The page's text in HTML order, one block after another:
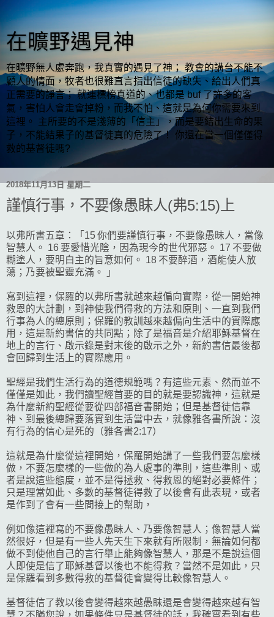
在曠野遇見神
在曠野無人處奔跑，我真實的遇見了神； 教會的講台不能不
顧人的情面，牧者也很難直言指出信徒的缺失、給出人們真
正需要的諍言； 就連標榜真道的、也都是 buf 了許多的客
氣，害怕人會走會掉粉，而我不怕、這就是為何你需要來到
這裡。 主所要的不是淺薄的「信主」，而是要結出生命的果
子，不能結果子的基督徒真的危險了！ 你還在當一個僅僅得
救的基督徒嗎?
2018年11月13日 星期二
謹慎行事，不要像愚眛人(弗5:15)上
以弗所書五章：「15 你們要謹慎行事，不要像愚昧人，當像
智慧人。 16 要愛惜光陰，因為現今的世代邪惡。 17 不要做
糊塗人，要明白主的旨意如何。 18 不要醉酒，酒能使人放
蕩；乃要被聖靈充滿。 」
寫到這裡，保羅的以弗所書就越來越偏向實際，從一開始神
救恩的大計劃，到神使我們得救的方法和原則、一直到我們
行事為人的總原則；保羅的教訓越來越偏向生活中的實際應
用，這是新約書信的共同點；除了是福音是介紹耶穌基督在
地上的言行、啟示錄是對末後的啟示之外，新約書信最後都
會回歸到生活上的實際應用。
聖經是我們生活行為的道德規範嗎？有這些元素、然而並不
僅僅是如此，我們讀聖經首要的目的就是要認識神，這就是
為什麼新約聖經從要從四部福音書開始；但是基督徒信靠
神、到最後總歸要落實到生活當中去，就像雅各書所說：沒
有行為的信心是死的（雅各書2:17）
這就是為什麼從這裡開始，保羅開始講了一些我們要怎麼樣
做，不要怎麼樣的一些做的為人處事的準則，這些準則、或
者是說這些態度，並不是得拯救、得救恩的絕對必要條件；
只是理當如此、多數的基督徒得救了以後會有此表現，或者
是作到了會有一些間接上的幫助，
例如像這裡寫的不要像愚眛人、乃要像智慧人；像智慧人當
然很好，但是有一些人先天生下來就有所限制，無論如何都
做不到使他自己的言行舉止能夠像智慧人，那是不是說這個
人即使是信了耶穌基督以後也不能得救？當然不是如此，只
是保羅看到多數得救的基督徒會變得比較像智慧人。
基督徒信了教以後會變得越來越愚眛還是會變得越來越有智
慧？不瞞您說，如果條件只是基督徒的話，我確實看到有些